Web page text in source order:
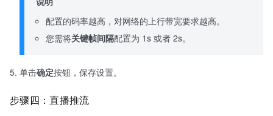
配置的码率越高，对网络的上行带宽要求越高。
您需将关键帧间隔配置为 1s 或者 2s。
单击确定按钮，保存设置。
步骤四：直播推流